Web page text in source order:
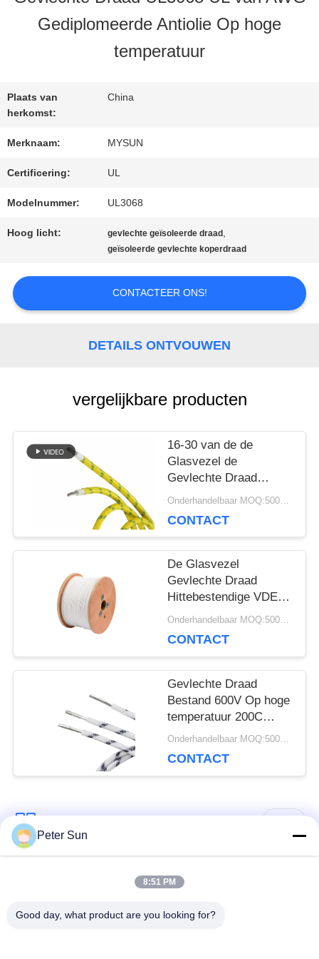
KWALITEITSCONTROLE
CONTACTEER
ONS
VERZOEK
OM EEN
CITAAT
PRIVACY
Gediplomeerde Antiolie Op hoge
temperatuur
Plaats van
herkomst:
China
Merknaam: MYSUN
Certificering: UL
Modelnummer: UL3068
Hoog licht: gevlechte geïsoleerde draad ,
geïsoleerde gevlechte koperdraad
CONTACTEER ONS!
DETAILS ONTVOUWEN
vergelijkbare producten
16-30 van de de
Glasvezel de
Gevlechte Draad
UL3068 UL van AWG
Op hoge temperatuur
Onderhandelbaar MOQ:5000 PC 's
CONTACT
De Glasvezel
Gevlechte Draad
Hittebestendige VDE
Gediplomeerd h05sj-k Onderhandelbaar MOQ:5000 PC 's
CONTACT
Gevlechte Draad
Bestand 600V Op hoge
temperatuur 200C
UL3071 van de siliconeOnderhandelbaar MOQ:5000 PC 's
CONTACT
populaire categorieën
Silicone Geïsoleerde
Peter Sun
8:51 PM
Good day, what product are you looking for?